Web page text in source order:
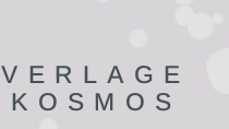
VERLAGE
KOSMOS